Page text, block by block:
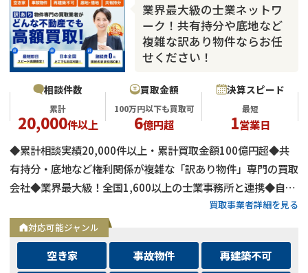
業界最大級の士業ネットワ
ーク！共有持分や底地など
複雑な訳あり物件ならお任
せください！
相談件数
累計
20,000件以上
買取金額
100万円以下も買取可
6億円超
決算スピード
最短
1営業日
◆累計相談実績20,000件以上・累計買取金額100億円超◆共
有持分・底地など権利関係が複雑な「訳あり物件」専門の買取
会社◆業界最大級！全国1,600以上の士業事務所と連携◆自己
資金による買取のため、融資審査を待たず最短即日で決済可能
◆士業事務所や大手不動産会社からの相談実績も多数
買取事業者詳細を見る
対応可能ジャンル
空き家 事故物件
再建築不可